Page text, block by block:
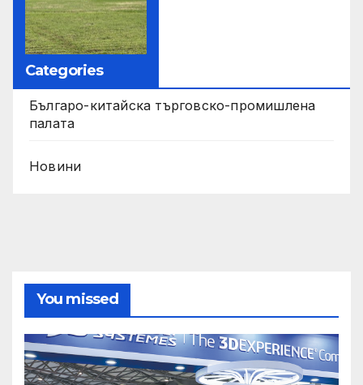
Categories
Българо-китайска търговско-промишлена
палата
Новини
You missed